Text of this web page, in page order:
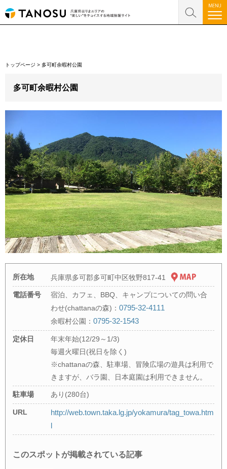
トップページ > 多可町余暇村公園
多可町余暇村公園
所在地 兵庫県多可郡多可町中区牧野817-41
電話番号
宿泊、カフェ、BBQ、キャンプについての問い合
わせ(chattanaの森)：0795-32-4111
余暇村公園：0795-32-1543
定休日
年末年始(12/29～1/3)
毎週火曜日(祝日を除く)
※chattanaの森、駐車場、冒険広場の遊具は利用で
きますが、バラ園、日本庭園は利用できません。
駐車場 あり(280台)
URL
http://web.town.taka.lg.jp/yokamura/tag_towa.htm
l
このスポットが掲載されている記事